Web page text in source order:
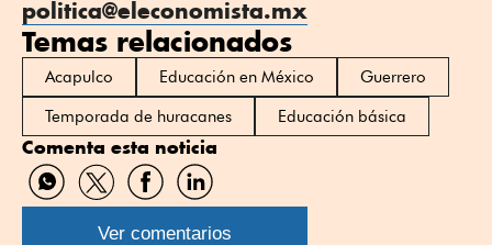
politica@eleconomista.mx
Temas relacionados
Acapulco Educación en México
Guerrero
Temporada de huracanes
Educación básica
Comenta esta noticia
Compartir
por
WhatsApp
Compartir
por
Twitter
Compartir
por
Facebook
Compartir
por
Linkedin
Ver comentarios